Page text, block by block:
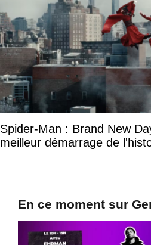
Spider-Man : Brand New
meilleur démarrage de
En ce moment sur